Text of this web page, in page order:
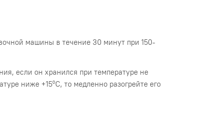
машины в течение 30 минут при 150-
если он хранился при температуре не
ниже +15оС, то медленно разогрейте его